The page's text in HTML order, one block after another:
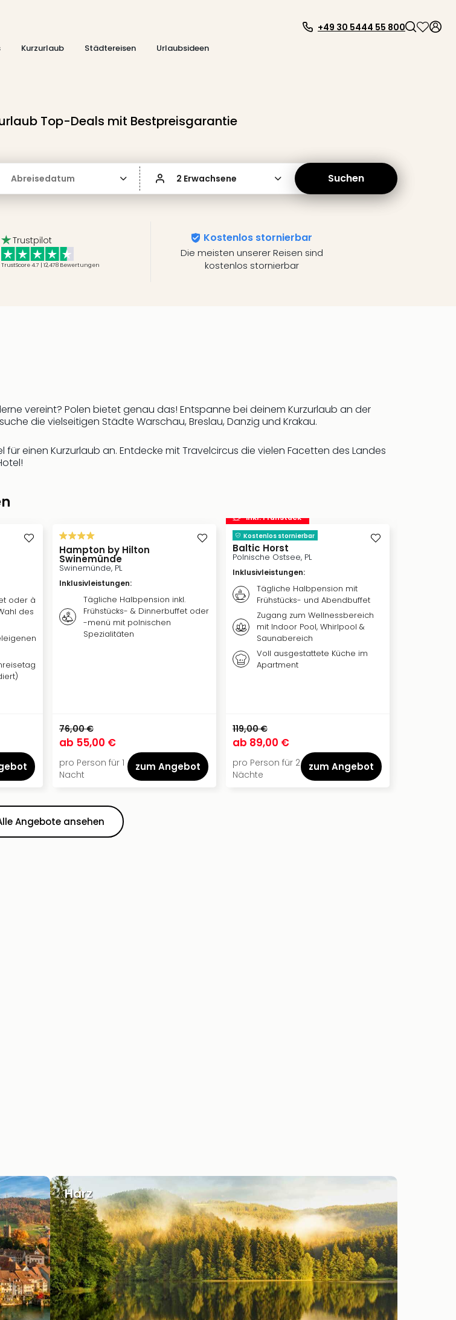
Kurzurlaub Städtereisen
Urlaubsideen
+49 30 5444 55 800
Top-Deals mit Bestpreisgarantie
Abreisedatum 2 Erwachsene Suchen
Trustpilot
TrustScore 4.7 | 12,478 Bewertungen
Kostenlos stornierbar
Die meisten unserer Reisen sind
kostenlos stornierbar
vereint? Polen bietet genau das! Entspanne bei deinem Kurzurlaub an der
die vielseitigen Städte Warschau, Breslau, Danzig und Krakau.
einen Kurzurlaub an. Entdecke mit Travelcircus die vielen Facetten des Landes
oder à
des
Hampton by Hilton
Swinemünde
Swinemünde, PL
Inklusivleistungen:
Tägliche Halbpension inkl.
Frühstücks- & Dinnerbuffet oder
-menü mit polnischen
Spezialitäten
76,00 €
ab 55,00 €
pro Person für 1
Nacht
zum Angebot
inkl. Frühstück
Kostenlos stornierbar
Baltic Horst
Polnische Ostsee, PL
Inklusivleistungen:
Tägliche Halbpension mit
Frühstücks- und Abendbuffet
Zugang zum Wellnessbereich
mit Indoor Pool, Whirlpool &
Saunabereich
Voll ausgestattete Küche im
Apartment
119,00 €
ab 89,00 €
pro Person für 2
Nächte
zum Angebot
Angebote ansehen
Harz